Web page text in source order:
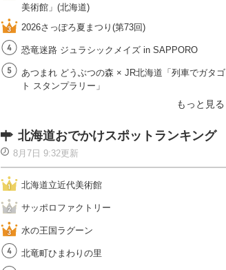
美術館」(北海道)
2026さっぽろ夏まつり(第73回)
恐竜迷路 ジュラシックメイズ in SAPPORO
あつまれ どうぶつの森 × JR北海道「列車でガタゴ
ト スタンプラリー」
もっと見る
北海道おでかけスポットランキング
8月7日 9:32更新
北海道立近代美術館
サッポロファクトリー
水の王国ラグーン
北竜町ひまわりの里